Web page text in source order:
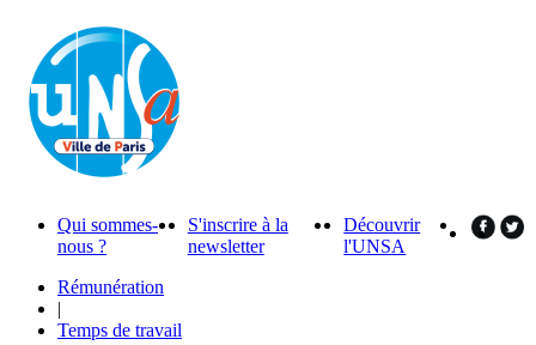
Qui sommes-
nous ?
S'inscrire à la
newsletter
Découvrir
l'UNSA
Rémunération
|
Temps de travail